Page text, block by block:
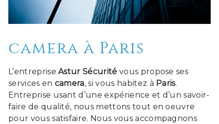
camera à Paris
L’entrepriseAstur Sécurité vous propose ses
services en camera, si vous habitez à Paris.
Entreprise usant d’une expérience et d’un savoir-
faire de qualité, nous mettons tout en oeuvre
pour vous satisfaire. Nous vous accompagnons